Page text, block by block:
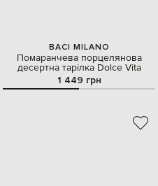
BACI MILANO
Помаранчева порцелянова
десертна тарілка Dolce Vita
1 449 грн